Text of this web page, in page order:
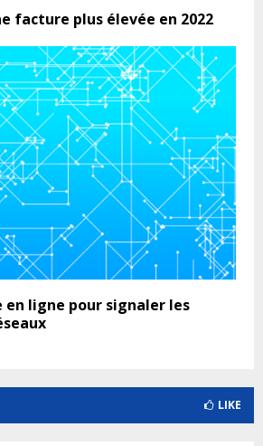
facture plus élevée en 2022
ligne pour signaler les
LIKE